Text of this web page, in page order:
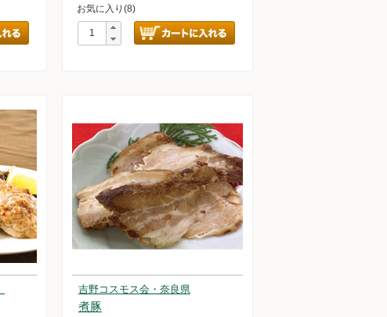
お気に入り(8)
吉野コスモス会・奈良県
煮豚